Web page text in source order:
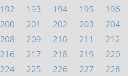
192 193 194 195
196
200 201 202 203
204
208 209 210 211
212
216 217 218 219
220
224 225 226 227
228